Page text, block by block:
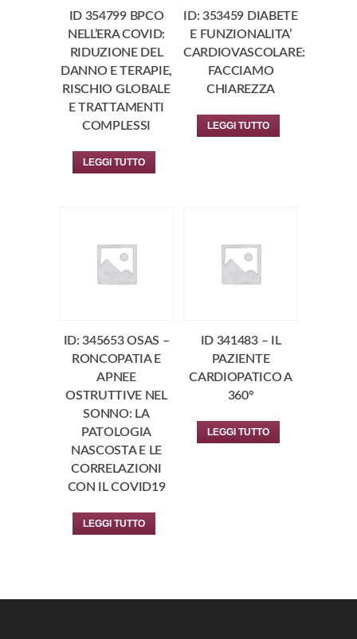
ID 354799 BPCO
NELL’ERA COVID:
RIDUZIONE DEL
DANNO E TERAPIE,
RISCHIO GLOBALE
E TRATTAMENTI
COMPLESSI
LEGGI TUTTO
ID: 353459 DIABETE
E FUNZIONALITA’
CARDIOVASCOLARE:
FACCIAMO
CHIAREZZA
LEGGI TUTTO
ID: 345653 OSAS –
RONCOPATIA E
APNEE
OSTRUTTIVE NEL
SONNO: LA
PATOLOGIA
NASCOSTA E LE
CORRELAZIONI
CON IL COVID19
LEGGI TUTTO
ID 341483 – IL
PAZIENTE
CARDIOPATICO A
360°
LEGGI TUTTO